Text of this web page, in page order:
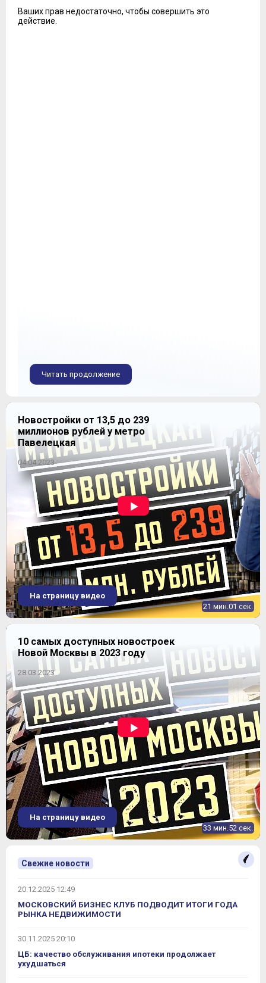
Ваших прав недостаточно, чтобы совершить это
действие.
Читать продолжение
Новостройки от 13,5 до 239
миллионов рублей у метро
Павелецкая
04.04.2023
21 мин.01 сек.
На страницу видео
10 самых доступных новостроек
Новой Москвы в 2023 году
28.03.2023
33 мин.52 сек.
На страницу видео
Свежие новости
20.12.2025 12:49
МОСКОВСКИЙ БИЗНЕС КЛУБ ПОДВОДИТ ИТОГИ ГОДА
РЫНКА НЕДВИЖИМОСТИ
30.11.2025 20:10
ЦБ: качество обслуживания ипотеки продолжает
ухудшаться